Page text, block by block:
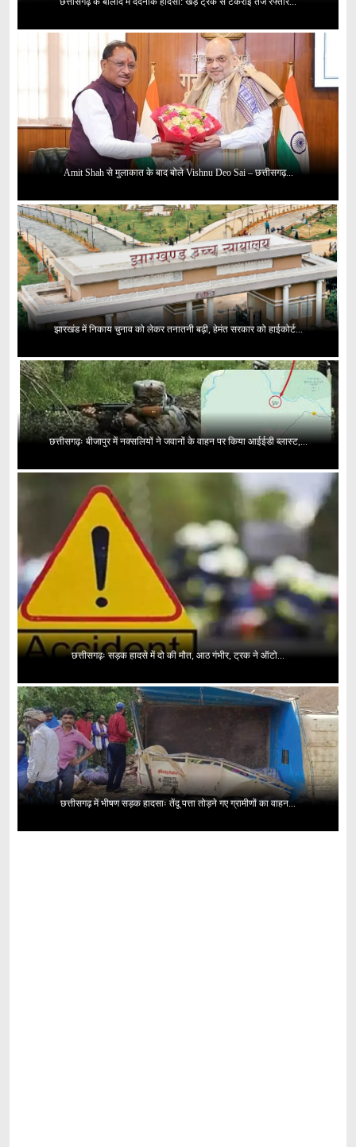
Amit Shah से मुलाकात के बाद बोले Vishnu Deo Sai – छत्तीसगढ़...
झारखंड में निकाय चुनाव को लेकर तनातनी बढ़ी, हेमंत सरकार को हाईकोर्ट...
छत्तीसगढ़ः बीजापुर में नक्सलियों ने जवानों के वाहन पर किया आईईडी ब्लास्ट,...
छत्तीसगढ़ः सड़क हादसे में दो की मौत, आठ गंभीर, ट्रक ने ऑटो...
छत्तीसगढ़ में भीषण सड़क हादसाः तेंदू पत्ता तोड़ने गए ग्रामीणों का वाहन...